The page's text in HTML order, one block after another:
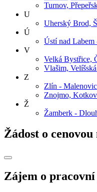
Turnov,
U
Uherský Brod,
Ú
Ústí nad Labem
V
Velká Bystřice,
Vlašim, Velíšská
Z
Zlín -
Znojmo,
Ž
Žamberk -
Žádost o
Zájem o